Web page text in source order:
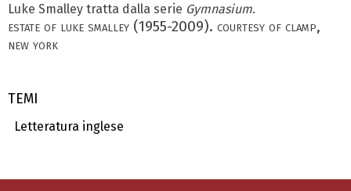
Luke Smalley tratta dalla serie Gymnasium.
estate of luke smalley (1955-2009). courtesy of clamp,
new york
TEMI
Letteratura inglese